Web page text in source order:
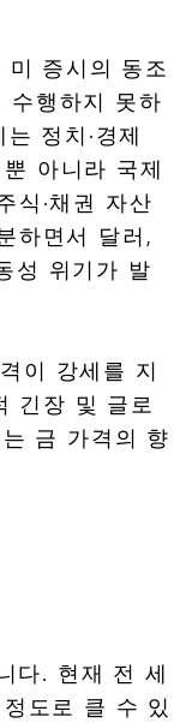
증시의 동조
수행하지 못하
정치·경제
아니라 국제
식·채권 자산
하면서 달러,
성 위기가 발
이 강세를 지
긴장 및 글로
금 가격의 향
다. 현재 전 세
도로 클 수 있